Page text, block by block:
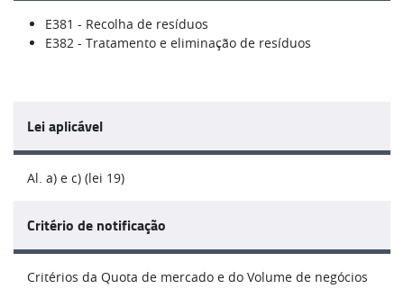
E381 - Recolha de resíduos
E382 - Tratamento e eliminação de resíduos
Lei aplicável
Al. a) e c) (lei 19)
Critério de notificação
Critérios da Quota de mercado e do Volume de negócios